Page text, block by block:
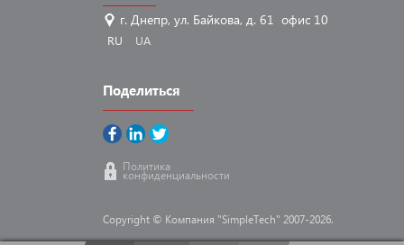
г. Днепр, ул. Байкова, д. 61 офис 10
RU UA
Поделиться
Политика
конфиденциальности
Copyright © Компания "SimpleTech" 2007-2026.